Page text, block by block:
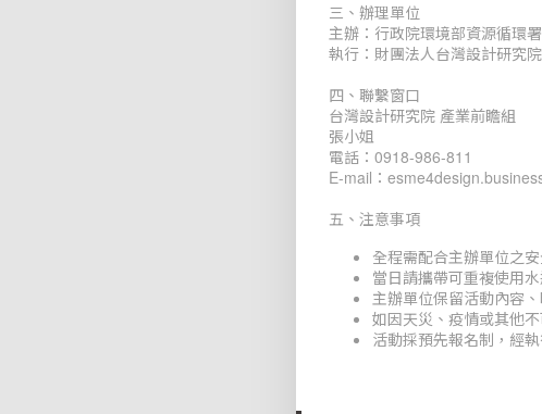
三、辦理單位
主辦：行政院環境部資源循環署
執行：財團法人台灣設計研究院
四、聯繫窗口
台灣設計研究院 產業前瞻組
張小姐
電話：0918-986-811
E-mail：
五、注意事項
全程需配合主辦單位之
當日請攜帶可重複使用
主辦單位保留活動內容
如因天災、疫情或其他
活動採預先報名制，經